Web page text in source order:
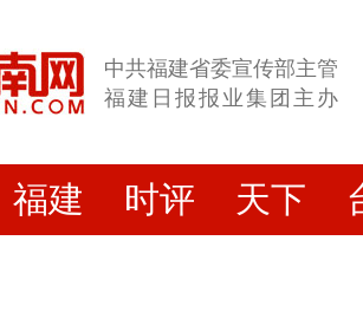
中共福建省委宣传部主管
福建日报报业集团主办
福建 时评 天下